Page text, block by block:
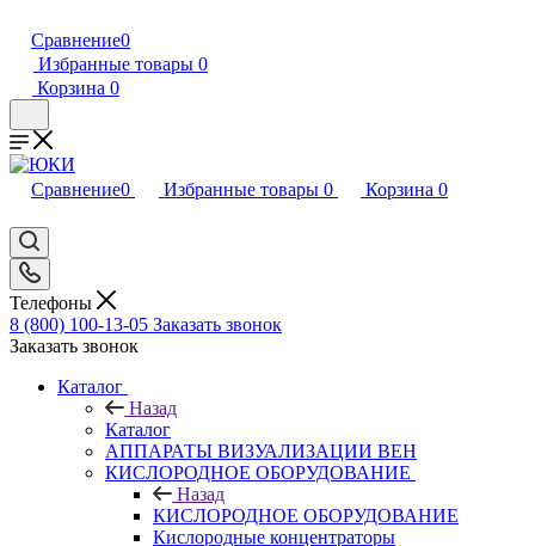
Сравнение0
Избранные товары 0
Корзина 0
Сравнение0 Избранные товары 0 Корзина 0
Телефоны
8 (800) 100-13-05 Заказать звонок
Заказать звонок
Каталог
Назад
Каталог
АППАРАТЫ ВИЗУАЛИЗАЦИИ ВЕН
КИСЛОРОДНОЕ ОБОРУДОВАНИЕ
Назад
КИСЛОРОДНОЕ ОБОРУДОВАНИЕ
Кислородные концентраторы